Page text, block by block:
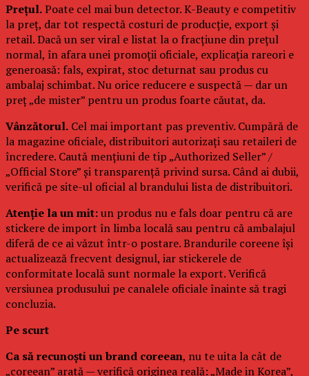
Prețul.Poate cel mai bun detector. K-Beauty e competitiv
la preț, dar tot respectă costuri de producție, export și
retail. Dacă un ser viral e listat la o fracțiune din prețul
normal, în afara unei promoții oficiale, explicația rareori e
generoasă: fals, expirat, stoc deturnat sau produs cu
ambalaj schimbat. Nu orice reducere e suspectă — dar un
preț „de mister” pentru un produs foarte căutat, da.
Vânzătorul. Cel mai important pas preventiv. Cumpără de
la magazine oficiale, distribuitori autorizați sau retaileri de
încredere. Caută mențiuni de tip „Authorized Seller” /
„Official Store” și transparență privind sursa. Când ai dubii,
verifică pe site-ul oficial al brandului lista de distribuitori.
Atenție la un mit:un produs nu e fals doar pentru că are
stickere de import în limba locală sau pentru că ambalajul
diferă de ce ai văzut într-o postare. Brandurile coreene își
actualizează frecvent designul, iar stickerele de
conformitate locală sunt normale la export. Verifică
versiunea produsului pe canalele oficiale înainte să tragi
concluzia.
Pe scurt
Ca să recunoști un brand coreean, nu te uita la cât de
„coreean” arată — verifică originea reală: „Made in Korea”,